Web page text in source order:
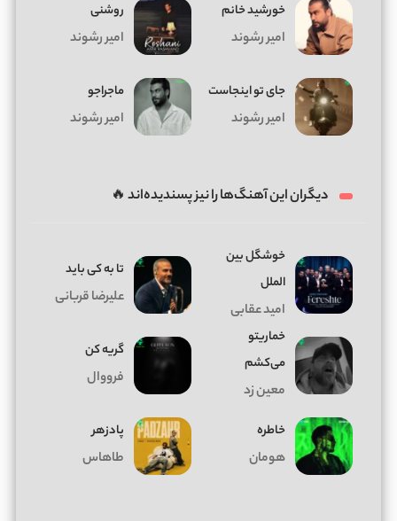
خورشید خانم
امیر رشوند
روشنی
امیر رشوند
جای تو اینجاست
امیر رشوند
ماجراجو
امیر رشوند
دیگران این آهنگ‌ها را نیز پسندیده‌اند 🔥
خوشگل بین
الملل
امید عقابی
تا به کی باید
علیرضا قربانی
خماریتو
می‌کشم
معین زد
گریه کن
فرووال
خاطره
هومان
پادزهر
طاهاس